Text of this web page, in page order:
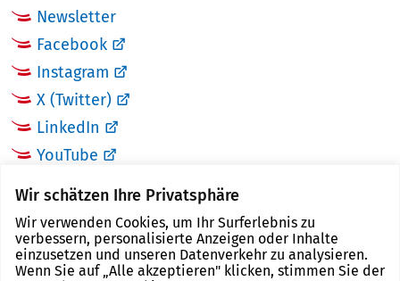
Wir schätzen Ihre Privatsphäre
Wir verwenden Cookies, um Ihr Surferlebnis zu
verbessern, personalisierte Anzeigen oder Inhalte
einzusetzen und unseren Datenverkehr zu analysieren.
Wenn Sie auf „Alle akzeptieren" klicken, stimmen Sie der
Newsletter
Facebook
Instagram
X (Twitter)
LinkedIn
YouTube
LINKS
Landkreis Zwickau